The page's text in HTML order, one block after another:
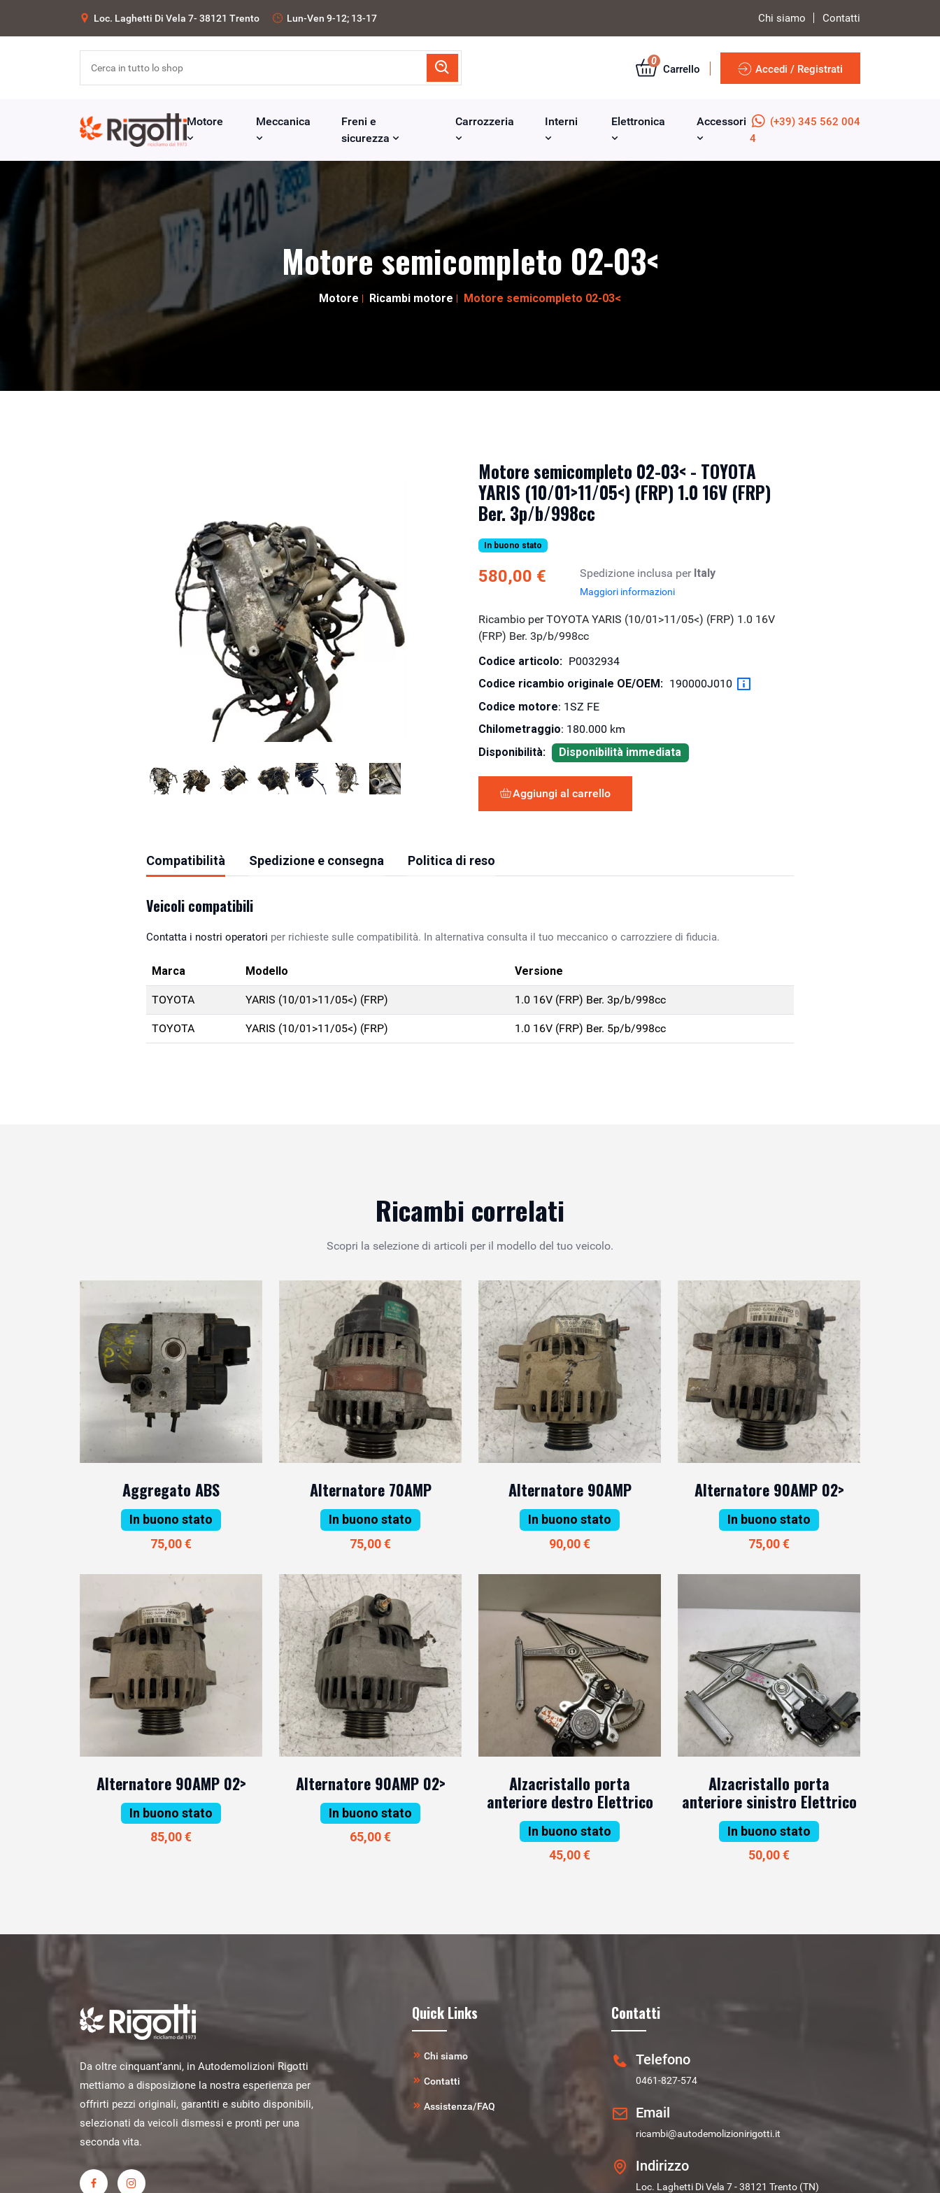
Loc. Laghetti Di Vela 7- 38121 Trento Lun-Ven 9-12; 13-17 Chi siamo Contatti
0
Carrello Accedi / Registrati
Motore Meccanica
Freni e
sicurezza
Carrozzeria Interni Elettronica Accessori
(+39) 345 562 004
4
Motore semicompleto 02-03<
Motore Ricambi motore Motore semicompleto 02-03<
Motore semicompleto 02-03< - TOYOTA
YARIS (10/01>11/05<) (FRP) 1.0 16V (FRP)
Ber. 3p/b/998cc
In buono stato
580,00 € Spedizione inclusa per Italy
Maggiori informazioni
Ricambio per TOYOTA YARIS (10/01>11/05<) (FRP) 1.0 16V
(FRP) Ber. 3p/b/998cc
Codice articolo: P0032934
Codice ricambio originale OE/OEM: 190000J010
Codice motore: 1SZ FE
Chilometraggio: 180.000 km
Disponibilità:
Disponibilità immediata
Aggiungi al carrello
Compatibilità Spedizione e consegna Politica di reso
Veicoli compatibili
Contatta i nostri operatori per richieste sulle compatibilità. In alternativa consulta il tuo meccanico o carrozziere di fiducia.
Marca Modello Versione
TOYOTA YARIS (10/01>11/05<) (FRP) 1.0 16V (FRP) Ber. 3p/b/998cc
TOYOTA YARIS (10/01>11/05<) (FRP) 1.0 16V (FRP) Ber. 5p/b/998cc
Ricambi correlati
Scopri la selezione di articoli per il modello del tuo veicolo.
Aggregato ABS
In buono stato
75,00 €
Alternatore 70AMP
In buono stato
75,00 €
Alternatore 90AMP
In buono stato
90,00 €
Alternatore 90AMP 02>
In buono stato
75,00 €
Alternatore 90AMP 02>
In buono stato
85,00 €
Alternatore 90AMP 02>
In buono stato
65,00 €
Alzacristallo porta
anteriore destro Elettrico
In buono stato
45,00 €
Alzacristallo porta
anteriore sinistro Elettrico
In buono stato
50,00 €
Da oltre cinquant’anni, in Autodemolizioni Rigotti
mettiamo a disposizione la nostra esperienza per
offrirti pezzi originali, garantiti e subito disponibili,
selezionati da veicoli dismessi e pronti per una
seconda vita.
Quick Links
Chi siamo
Contatti
Assistenza/FAQ
Contatti
Telefono
0461-827-574
Email
ricambi@autodemolizionirigotti.it
Indirizzo
Loc. Laghetti Di Vela 7 - 38121 Trento (TN)